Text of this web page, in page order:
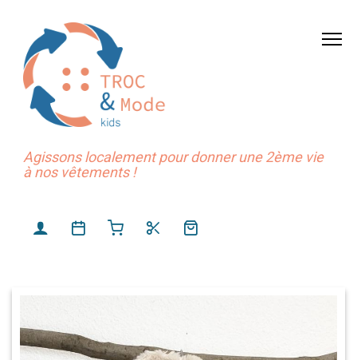
Agissons localement pour donner une 2ème vie
à nos vêtements !